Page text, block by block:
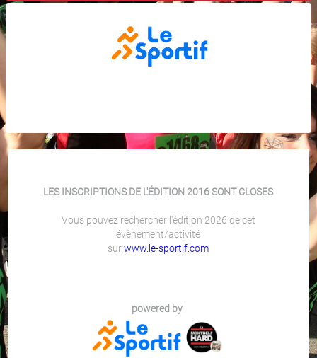
LES INSCRIPTIONS DE L'ÉDITION 2016 SONT CLOSES
Vous pouvez rechercher l'édition 2026 de cet
évènement/activité
surwww.le-sportif.com
powered by